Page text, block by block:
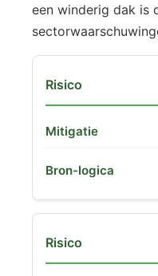
een winderig dak is